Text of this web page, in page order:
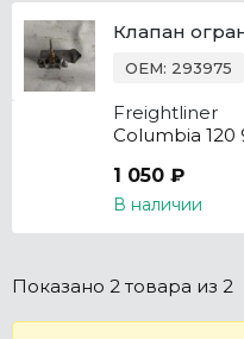
Клапан
OEM: 293975
Freightliner
Columbia 120
1 050 ₽
В наличии
Показано 2 товара из 2